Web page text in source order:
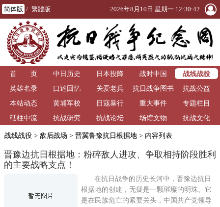
简体版 / 繁體版 2026年8月10日 星期一 12:30:42
首 页 中日历史 日本投降 战时中国
战线战役
英雄名录
口述回忆 关爱老兵
抗日战争图书
馆
抗战公益
本站动态
黄埔军校 日寇暴行 重大事件
专题栏目
砥柱中流
抗战研究 抗战论坛 场馆文物 抗战文化
战线战役> 敌后战场 > 晋冀鲁豫抗日根据地> 内容列表
晋豫边抗日根据地：粉碎敌人进攻、争取相持阶段胜利
的主要战略支点！
在抗日战争的历史长河中，晋豫边抗日
根据地的创建，无疑是一颗璀璨的明珠。它
是在民族危亡的紧要关头，中国共产党领导